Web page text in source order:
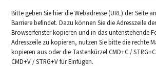
Bitte geben Sie hier die Webadresse (URL) der Seite
Barriere befindet. Dazu können Sie die Adresszeile
Browserfenster kopieren und in das untenstehende Feld einfügen. Um die
Adresszeile zu kopieren, nutzen Sie bitte die rechte
kopieren aus oder die Tastenkürzel CMD+C /
CMD+V / STRG+V für Einfügen.